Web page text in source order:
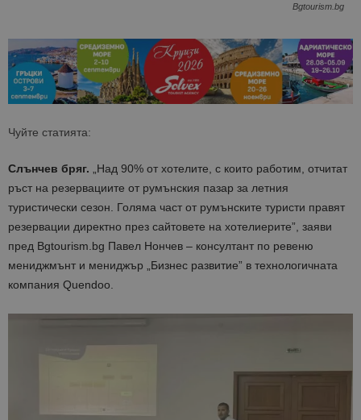
Bgtourism.bg
Чуйте статията:
Слънчев бряг. „Над 90% от хотелите, с които работим, отчитат
ръст на резервациите от румънския пазар за летния
туристически сезон. Голяма част от румънските туристи правят
резервации директно през сайтовете на хотелиерите”, заяви
пред Bgtourism.bg Павел Нончев – консултант по ревеню
мениджмънт и мениджър „Бизнес развитие” в технологичната
компания Quendoo.